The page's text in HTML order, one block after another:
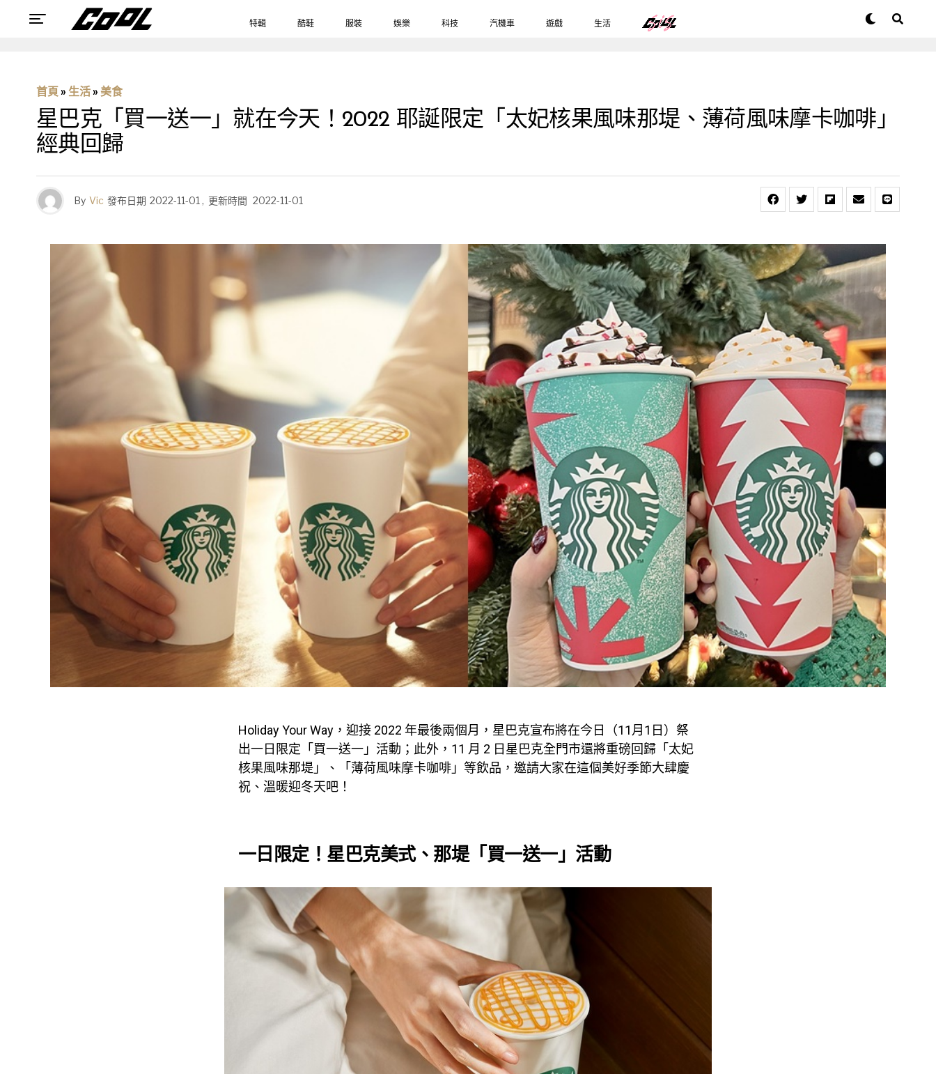
特輯 酷鞋 服裝 娛樂 科技 汽機車 遊戲 生活
首頁 » 生活 » 美食
星巴克「買一送一」就在今天！2022 耶誕限定「太妃核果風味那堤、薄荷風味摩卡咖啡」
經典回歸
By Vic 發布日期 2022-11-01 , 更新時間 2022-11-01
Holiday Your Way，迎接 2022 年最後兩個月，星巴克宣布將在今日（11月1日）祭
出一日限定「買一送一」活動；此外，11 月 2 日星巴克全門市還將重磅回歸「太妃
核果風味那堤」、「薄荷風味摩卡咖啡」等飲品，邀請大家在這個美好季節大肆慶
祝、溫暖迎冬天吧！
一日限定！星巴克美式、那堤「買一送一」活動